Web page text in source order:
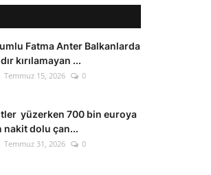
Fatma Anter Balkanlarda
kırılamayan ...
Temmuz 15, 2026 0
yüzerken 700 bin euroya
nakit dolu çan...
Temmuz 31, 2026 0